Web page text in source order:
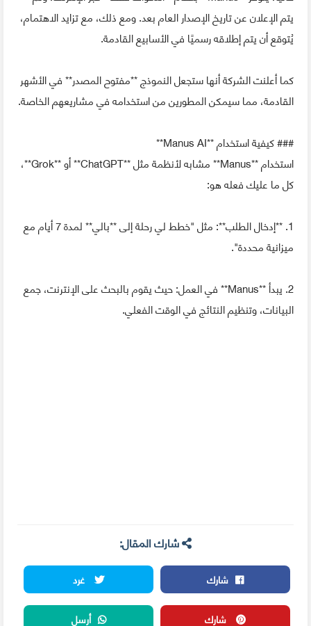
يتم الإعلان عن تاريخ الإصدار العام بعد. ومع ذلك، مع تزايد الاهتمام،
يُتوقع أن يتم إطلاقه رسميًا في الأسابيع القادمة.
كما أعلنت الشركة أنها ستجعل النموذج **مفتوح المصدر** في الأشهر
القادمة، مما سيمكن المطورين من استخدامه في مشاريعهم الخاصة.
### كيفية استخدام **Manus AI**
استخدام **Manus** مشابه لأنظمة مثل **ChatGPT** أو **Grok**،
كل ما عليك فعله هو:
1. **إدخال الطلب**: مثل "خطط لي رحلة إلى **بالي** لمدة 7 أيام مع
ميزانية محددة".
2. يبدأ **Manus** في العمل: حيث يقوم بالبحث على الإنترنت، جمع
البيانات، وتنظيم النتائج في الوقت الفعلي.
شارك المقال:
شارك
غرد
شارك
أرسل